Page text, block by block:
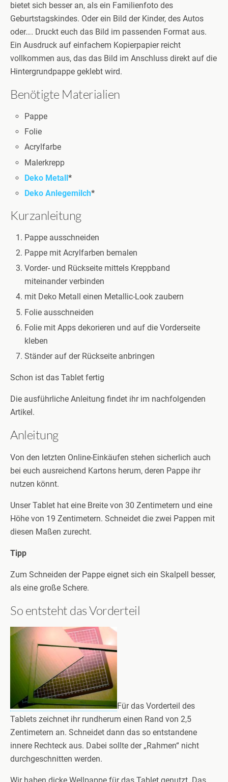
bietet sich besser an, als ein Familienfoto des
Geburtstagskindes. Oder ein Bild der Kinder, des Autos
oder…. Druckt euch das Bild im passenden Format aus.
Ein Ausdruck auf einfachem Kopierpapier reicht
vollkommen aus, das das Bild im Anschluss direkt auf die
Hintergrundpappe geklebt wird.
Benötigte Materialien
Pappe
Folie
Acrylfarbe
Malerkrepp
Deko Metall*
Deko Anlegemilch*
Kurzanleitung
Pappe ausschneiden
Pappe mit Acrylfarben bemalen
Vorder- und Rückseite mittels Kreppband
miteinander verbinden
mit Deko Metall einen Metallic-Look zaubern
Folie ausschneiden
Folie mit Apps dekorieren und auf die Vorderseite
kleben
Ständer auf der Rückseite anbringen
Schon ist das Tablet fertig
Die ausführliche Anleitung findet ihr im nachfolgenden
Artikel.
Anleitung
Von den letzten Online-Einkäufen stehen sicherlich auch
bei euch ausreichend Kartons herum, deren Pappe ihr
nutzen könnt.
Unser Tablet hat eine Breite von 30 Zentimetern und eine
Höhe von 19 Zentimetern. Schneidet die zwei Pappen mit
diesen Maßen zurecht.
Tipp
Zum Schneiden der Pappe eignet sich ein Skalpell besser,
als eine große Schere.
So entsteht das Vorderteil
Für das Vorderteil des
Tablets zeichnet ihr rundherum einen Rand von 2,5
Zentimetern an. Schneidet dann das so entstandene
innere Rechteck aus. Dabei sollte der „Rahmen“ nicht
durchgeschnitten werden.